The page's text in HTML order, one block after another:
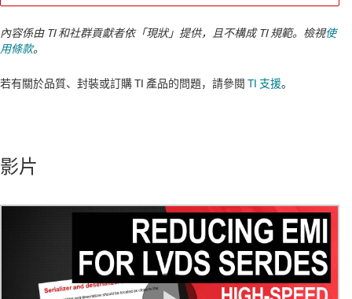
內容係由 TI 和社群貢獻者依「現狀」提供，且不構成 TI 規範。檢視使
用條款。
若有關於品質、封裝或訂購 TI 產品的問題，請參閱 TI 支援。​​​​​​​​​​​​​​
影片